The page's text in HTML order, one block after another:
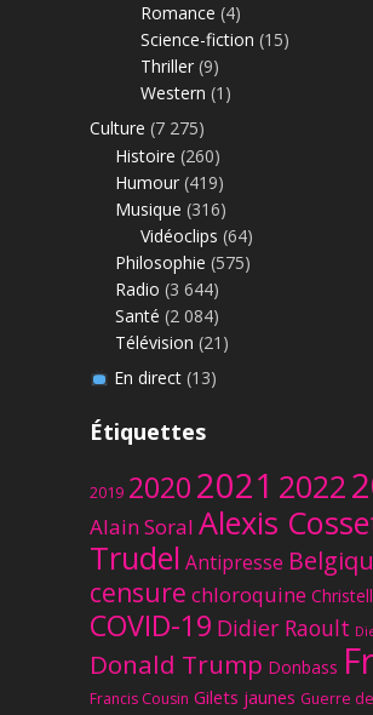
Romance (4)
Science-fiction (15)
Thriller (9)
Western (1)
Culture (7 275)
Histoire (260)
Humour (419)
Musique (316)
Vidéoclips (64)
Philosophie (575)
Radio (3 644)
Santé (2 084)
Télévision (21)
En direct(13)
Étiquettes
2019 20202021 2022
Alain Soral Alexis
Trudel Antipresse
censure chloroquine
COVID-19 Didier Raoult
Donald Trump Donbass
Francis Cousin Gilets jaunes Guerre